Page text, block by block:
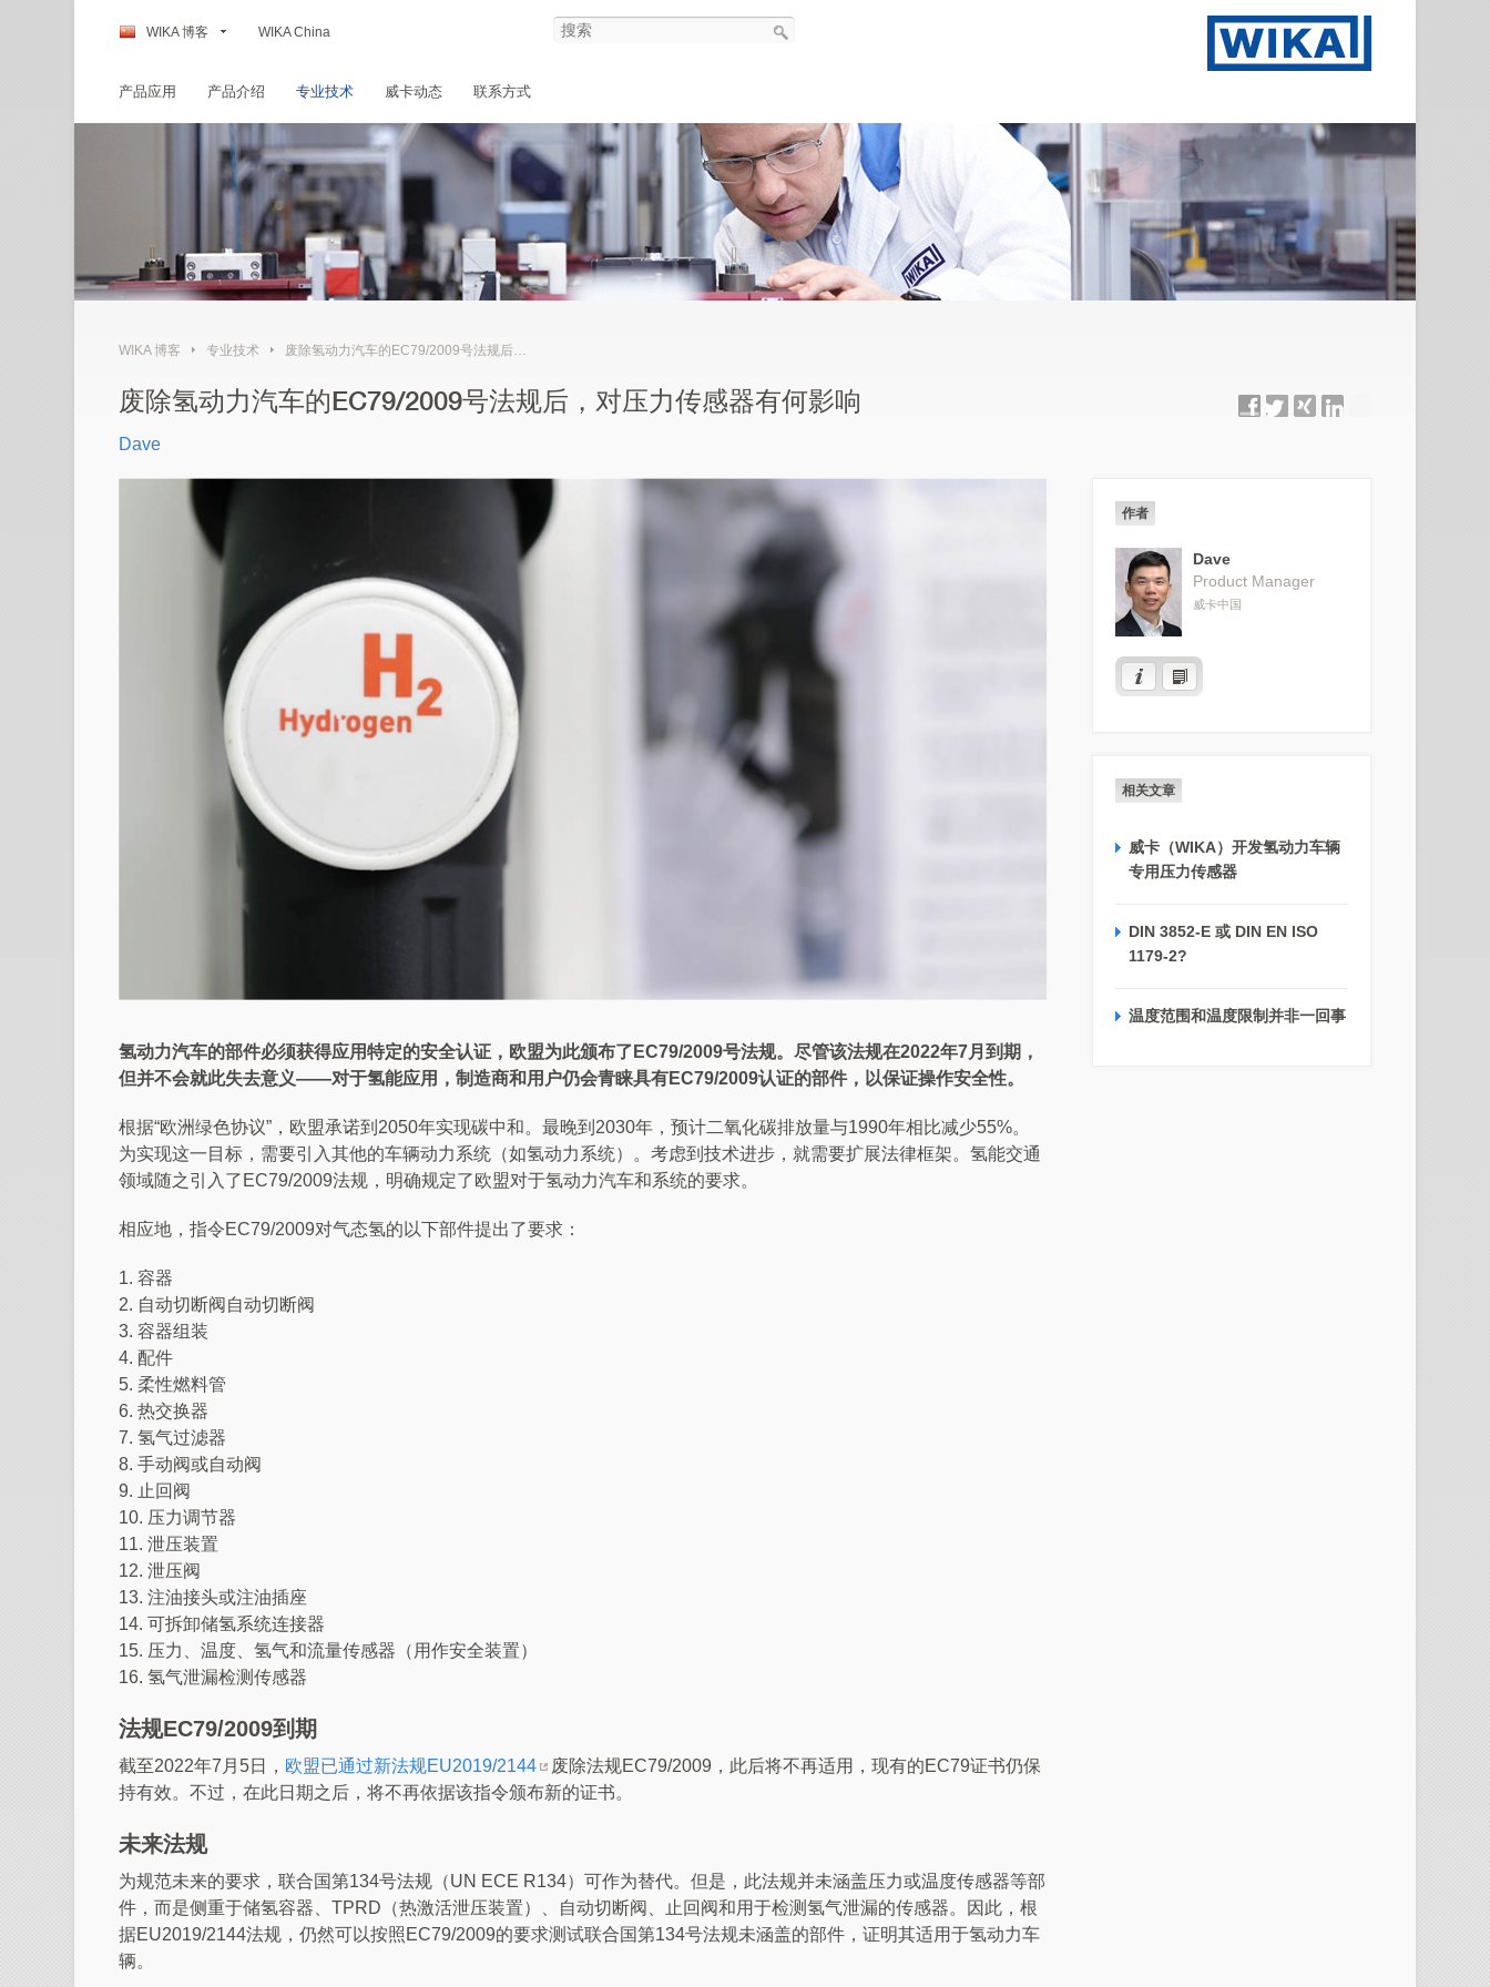
WIKA 博客 WIKA China
产品应用 产品介绍 专业技术 威卡动态 联系方式
WIKA 博客 专业技术 废除氢动力汽车的EC79/2009号法规后，对压力传感器有何影响
废除氢动力汽车的EC79/2009号法规后，对压力传感器有何影响
Dave
氢动力汽车的部件必须获得应用特定的安全认证，欧盟为此颁布了EC79/2009号法规。 尽管该法规在2022年7月到期，
但并不会就此失去意义——对于氢能应用，制造商和用户仍会青睐具有EC79/2009认证的部件，以保证操作安全性。
根据“欧洲绿色协议”，欧盟承诺到2050年实现碳中和。最晚到2030年，预计二氧化碳排放量与1990年相比减少55%。
为实现这一目标，需要引入其他的车辆动力系统（如氢动力系统）。考虑到技术进步，就需要扩展法律框架。氢能交通
领域随之引入了EC79/2009法规，明确规定了欧盟对于氢动力汽车和系统的要求。
相应地，指令EC79/2009对气态氢的以下部件提出了要求：
1. 容器
2. 自动切断阀自动切断阀
3. 容器组装
4. 配件
5. 柔性燃料管
6. 热交换器
7. 氢气过滤器
8. 手动阀或自动阀
9. 止回阀
10. 压力调节器
11. 泄压装置
12. 泄压阀
13. 注油接头或注油插座
14. 可拆卸储氢系统连接器
15. 压力、温度、氢气和流量传感器（用作安全装置）
16. 氢气泄漏检测传感器
法规EC79/2009到期
截至2022年7月5日， 欧盟已通过新法规EU2019/2144
废除法规EC79/2009，此后将不再适用，现有的EC79证书仍保
持有效。不过，在此日期之后，将不再依据该指令颁布新的证书。
未来法规
为规范未来的要求，联合国第134号法规（UN ECE R134）可作为替代。但是，此法规并未涵盖压力或温度传感器等部
件，而是侧重于储氢容器、TPRD（热激活泄压装置）、自动切断阀、止回阀和用于检测氢气泄漏的传感器。因此，根
据EU2019/2144法规，仍然可以按照EC79/2009的要求测试联合国第134号法规未涵盖的部件，证明其适用于氢动力车
辆。
作者
Dave
Product Manager
威卡中国
相关文章
威卡（WIKA）开发氢动力车辆
专用压力传感器
DIN 3852-E 或 DIN EN ISO
1179-2?
温度范围和温度限制并非一回事